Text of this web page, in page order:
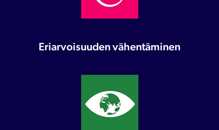
Eriarvoisuuden vähentäminen